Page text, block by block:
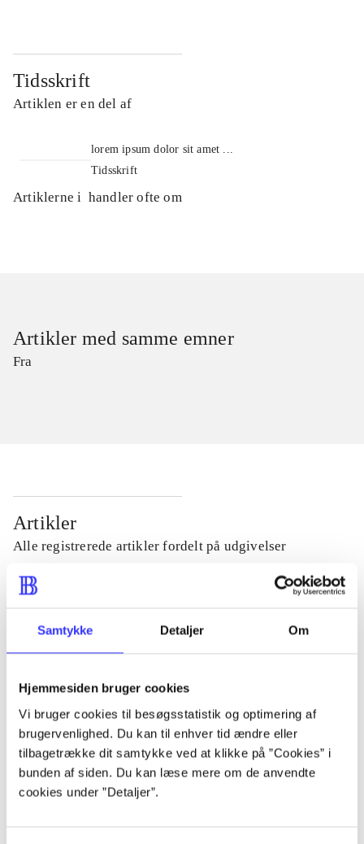
Samtykke Detaljer Om
Hjemmesiden bruger cookies
Vi bruger cookies til besøgsstatistik og optimering af
brugervenlighed. Du kan til enhver tid ændre eller
tilbagetrække dit samtykke ved at klikke på ”Cookies” i
bunden af siden. Du kan læse mere om de anvendte
cookies under ”Detaljer”.
Tidsskrift
Artiklen er en del af
lorem ipsum dolor sit amet ...
Tidsskrift
Artiklerne i handler ofte om
Artikler med samme emner
Fra
Artikler
Alle registrerede artikler fordelt på udgivelser
...
...